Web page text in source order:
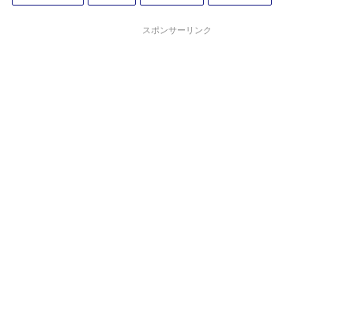
スポンサーリンク